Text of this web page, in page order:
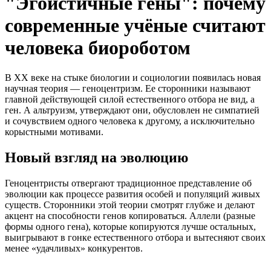
современные учёные считают
человека биороботом
В XX веке на стыке биологии и социологии появилась новая
научная теория — геноцентризм. Ее сторонники называют
главной действующей силой естественного отбора не вид, а
ген. А альтруизм, утверждают они, обусловлен не симпатией
и сочувствием одного человека к другому, а исключительно
корыстными мотивами.
Новый взгляд на эволюцию
Геноцентристы отвергают традиционное представление об
эволюции как процессе развития особей и популяций живых
существ. Сторонники этой теории смотрят глубже и делают
акцент на способности генов копироваться. Аллели (разные
формы одного гена), которые копируются лучше остальных,
выигрывают в гонке естественного отбора и вытесняют своих
менее «удачливых» конкурентов.